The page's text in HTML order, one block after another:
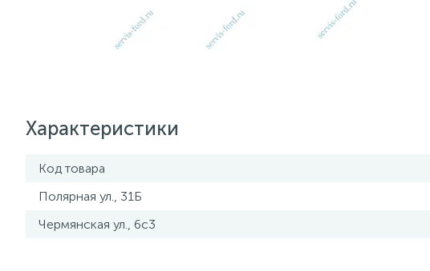
Характеристики
Код товара
Полярная ул., 31Б
Чермянская ул., 6с3